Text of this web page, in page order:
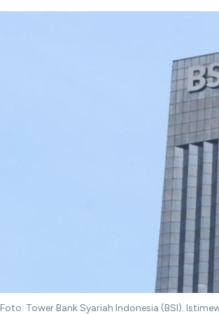
Foto: Tower Bank Syariah Indonesia (BSI).